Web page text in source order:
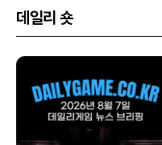
데일리 숏